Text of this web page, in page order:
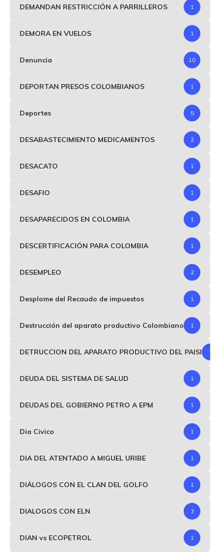
DEMANDAN RESTRICCIÓN A PARRILLEROS 1
DEMORA EN VUELOS 1
Denuncia 10
DEPORTAN PRESOS COLOMBIANOS 1
Deportes 5
DESABASTECIMIENTO MEDICAMENTOS 2
DESACATO 1
DESAFIO 1
DESAPARECIDOS EN COLOMBIA 1
DESCERTIFICACIÓN PARA COLOMBIA 1
DESEMPLEO 2
Desplome del Recaudo de impuestos 1
Destrucción del aparato productivo Colombiano 1
DETRUCCION DEL APARATO PRODUCTIVO DEL PAISI 1
DEUDA DEL SISTEMA DE SALUD 1
DEUDAS DEL GOBIERNO PETRO A EPM 1
Dia Civico 1
DIA DEL ATENTADO A MIGUEL URIBE 1
DIÁLOGOS CON EL CLAN DEL GOLFO 1
DIALOGOS CON ELN 3
DIAN vs ECOPETROL 1